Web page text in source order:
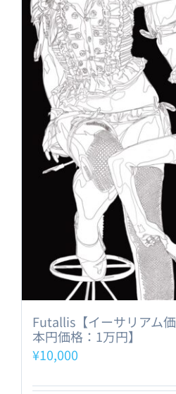
Futallis【イーサリアム
本円価格：1万円】
¥10,000